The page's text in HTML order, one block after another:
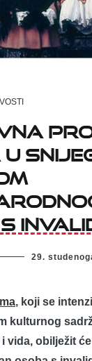
29.
, koji se
kulturnog
vida, obilježit